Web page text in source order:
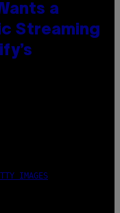
a
Streaming
IMAGES